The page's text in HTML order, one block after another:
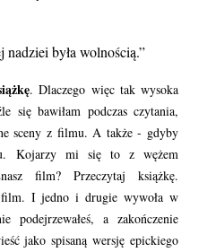
nadziei była wolnością.”
. Dlaczego więc tak wysoka
się bawiłam podczas czytania,
sceny z filmu. A także - gdyby
Kojarzy mi się to z wężem
film? Przeczytaj książkę.
film. I jedno i drugie wywoła w
a zakończenie
jako spisaną wersję epickiego